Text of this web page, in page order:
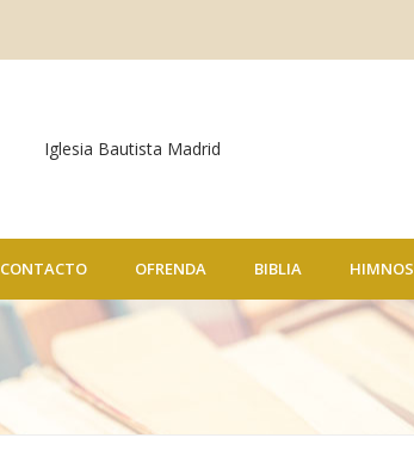
CONTACTO OFRENDA BIBLIA HIMNOS